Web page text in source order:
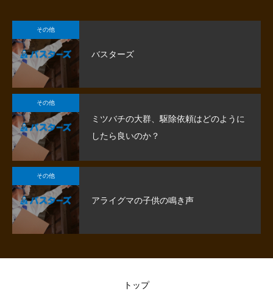
その他
バスターズ
その他
ミツバチの大群、駆除依頼はどのように
したら良いのか？
その他
アライグマの子供の鳴き声
トップ